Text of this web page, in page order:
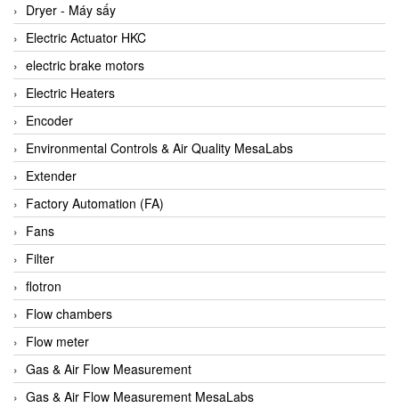
ANDILOG Technologies Vietnam
Anritsu
ANTEC S.A
Antico pumps
Anybus/ HMS
AOBEN
Apex Dynamics Vietnam
Apex Dynamics Vietnam
Apiste
APLISENS VietNam
Apollo Fire
Appleton
AQ Matic
Aqualabo Vietnam
Aquametro
Dryer - Máy sấy
Electric Actuator HKC
electric brake motors
Electric Heaters
Encoder
Environmental Controls & Air Quality MesaLabs
Extender
Factory Automation (FA)
Fans
Filter
flotron
Flow chambers
Flow meter
Gas & Air Flow Measurement
Gas & Air Flow Measurement MesaLabs